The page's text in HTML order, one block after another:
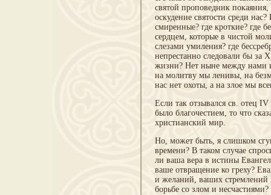
святой проповедник
оскудение святости среди
смиренные? где кроткие? где
сердцем, которые в чистой
слезами умиления? где
непрестанно следовали бы за
жизни? Нет ныне между нами
на молитву мы ленивы, на
нас нет охоты, а на злое мы
Если так отзывался св. отец
было благочестием, то что
христианский мир.
Но, может быть, я слишком
времени? В таком случае
ли ваша вера в истины
ваше отвращение ко греху?
и желаний, ваших стремлений
борьбе со злом и